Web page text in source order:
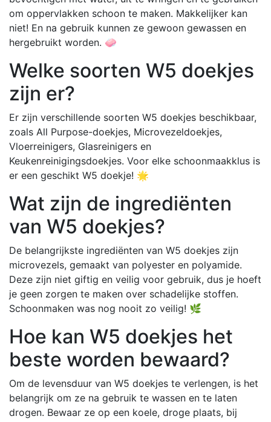
om oppervlakken schoon te maken. Makkelijker kan
niet! En na gebruik kunnen ze gewoon gewassen en
hergebruikt worden. 🧼
Welke soorten W5 doekjes
zijn er?
Er zijn verschillende soorten W5 doekjes beschikbaar,
zoals All Purpose-doekjes, Microvezeldoekjes,
Vloerreinigers, Glasreinigers en
Keukenreinigingsdoekjes. Voor elke schoonmaakklus is
er een geschikt W5 doekje! 🌟
Wat zijn de ingrediënten
van W5 doekjes?
De belangrijkste ingrediënten van W5 doekjes zijn
microvezels, gemaakt van polyester en polyamide.
Deze zijn niet giftig en veilig voor gebruik, dus je hoeft
je geen zorgen te maken over schadelijke stoffen.
Schoonmaken was nog nooit zo veilig! 🌿
Hoe kan W5 doekjes het
beste worden bewaard?
Om de levensduur van W5 doekjes te verlengen, is het
belangrijk om ze na gebruik te wassen en te laten
drogen. Bewaar ze op een koele, droge plaats, bij